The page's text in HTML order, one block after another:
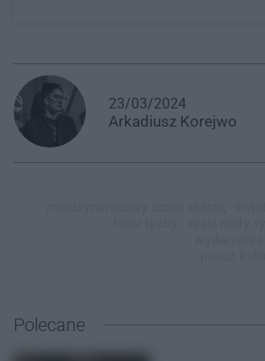
23/03/2024
Arkadiusz Korejwo
Polecane